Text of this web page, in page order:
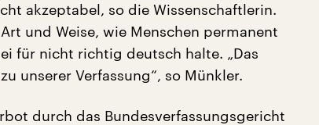
akzeptabel, so die Wissenschaftlerin.
und Weise, wie Menschen permanent
für nicht richtig deutsch halte. „Das
unserer Verfassung“, so Münkler.
durch das Bundesverfassungsgericht